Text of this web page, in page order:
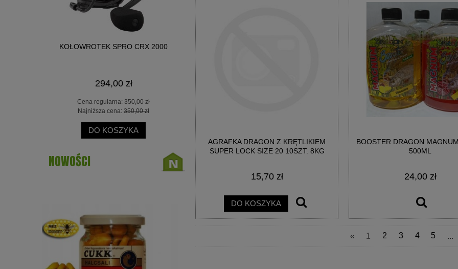
KOŁOWROTEK SPRO CRX 2000
294,00 zł
Cena regularna: 350,00 zł
Najniższa cena: 350,00 zł
DO KOSZYKA
KOŁOWROTEK SPRO POWER SPOD
KOŁOWROTEK SPRO SP1 2000
482,16 zł
Cena regularna:574,00 zł
Najniższa cena:
574,00 zł
NOWOŚCI
AGRAFKA DRAGON Z KRĘTLIKIEM
SUPER LOCK SIZE 20 10SZT. 8KG
15,70 zł
DO KOSZYKA
BOOSTER DRAGON
500ML
24,00 zł
« 1 2 3 4 5 ...